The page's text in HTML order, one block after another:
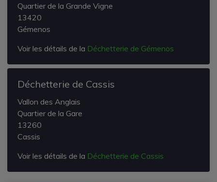
Quartier de la Grande Vigne
13420
Gémenos
Voir les détails de la Déchetterie de Gémenos
Déchetterie de Cassis
Vallon des Anglais
Quartier de la Gare
13260
Cassis
Voir les détails de la Déchetterie de Cassis